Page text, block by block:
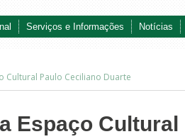
Serviços e Informações Notícias
Cultural Paulo Ceciliano Duarte
Espaço